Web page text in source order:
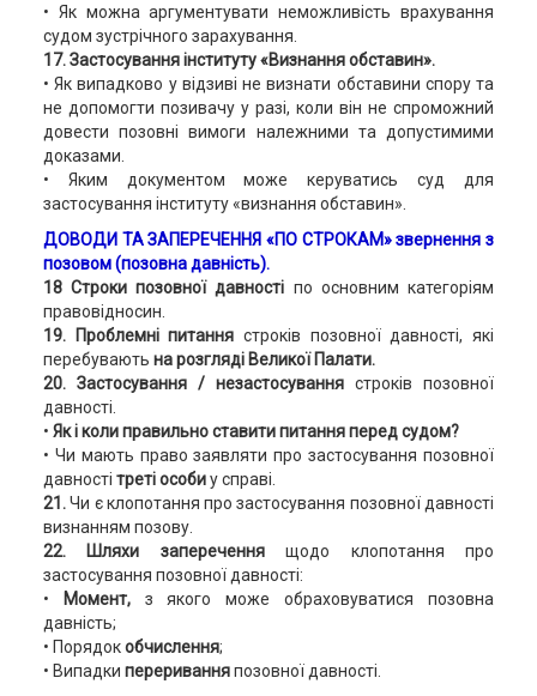
• Як можна аргументувати неможливість врахування
судом зустрічного зарахування.
17. Застосування інституту «Визнання обставин».
• Як випадково у відзиві не визнати обставини спору та
не допомогти позивачу у разі, коли він не спроможний
довести позовні вимоги належними та допустимими
доказами.
• Яким документом може керуватись суд для
застосування інституту «визнання обставин».
ДОВОДИ ТА ЗАПЕРЕЧЕННЯ «ПО СТРОКАМ» звернення з
позовом (позовна давність).
18 Строки позовної давності по основним категоріям
правовідносин.
19. Проблемні питання строків позовної давності, які
перебувають на розгляді Великої Палати.
20. Застосування / незастосуваннястроків позовної
давності.
• Як і коли правильно ставитипитанняперед судом?
• Чи мають право заявляти про застосування позовної
давності треті особиу справі.
21.Чи є клопотання про застосування позовної давності
визнанням позову.
22. Шляхи запереченнящодо клопотання про
застосування позовної давності:
•
Момент,з якого може обраховуватися позовна
давність;
• Порядокобчислення;
• Випадки перериванняпозовної давності.